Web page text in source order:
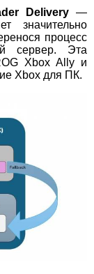
Delivery—
значительно
процесс
сервер. Эта
Xbox Ally и
Xbox для ПК.